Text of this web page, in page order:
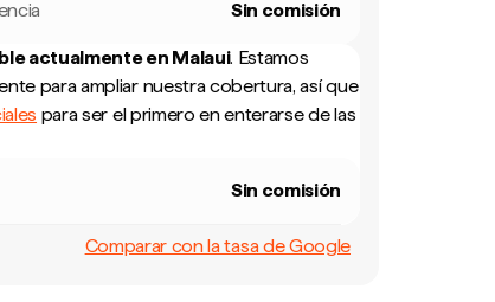
Sin comisión
actualmente en Malaui. Estamos
para ampliar nuestra cobertura, así que
para ser el primero en enterarse de las
Sin comisión
Comparar con la tasa de Google